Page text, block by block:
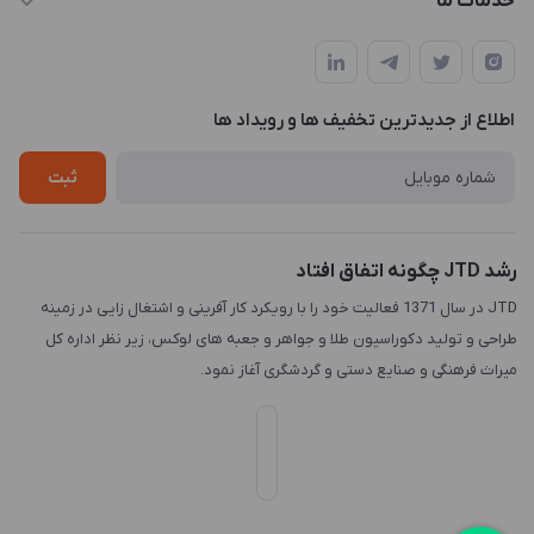
طبقه3
لیست محصولات
درباره ما
چاپ و حکاکی
طراحی سه بعدی
اطلاع از جدیدترین تخفیف ها و رویداد ها
ثبت
رشد JTD چگونه اتفاق افتاد
JTD در سال 1371 فعالیت خود را با رویکرد کار آفرینی و اشتغال زایی در زمینه
طراحی و تولید دکوراسیون طلا و جواهر و جعبه های لوکس، زیر نظر اداره کل
میراث فرهنگی و صنایع دستی و گردشگری آغاز نمود.